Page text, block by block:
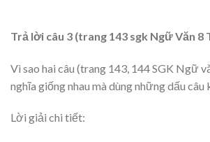
Trả lời câu 3 (trang 143 sgk Ngữ Văn 8
Vì sao hai câu (trang 143, 144 SGK Ngữ
nghĩa giống nhau mà dùng những dấu câu
Lời giải chi tiết: